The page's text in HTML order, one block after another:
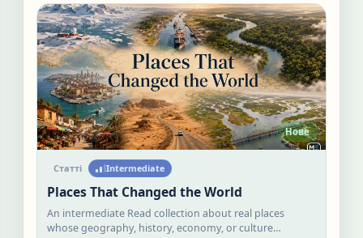
Нове
Статті Intermediate
Places That Changed the World
An intermediate Read collection about real places
whose geography, history, economy, or culture